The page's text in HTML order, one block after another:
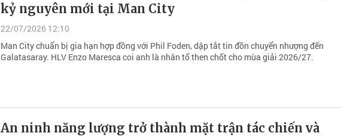
kỷ nguyên mới tại Man City
22/07/2026 12:10
Man City chuẩn bị gia hạn hợp đồng với Phil Foden, dập tắt tin đồn chuyển nhượng đến
Galatasaray. HLV Enzo Maresca coi anh là nhân tố then chốt cho mùa giải 2026/27.
An ninh năng lượng trở thành mặt trận tác chiến và